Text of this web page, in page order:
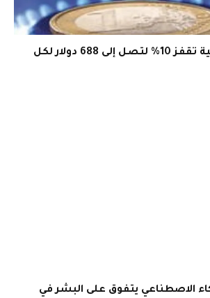
أسعار الغاز الأوروبية تقفز 10% لتصل إلى 688 دولار لكل
الاصطناعي يتفوق على البشر في